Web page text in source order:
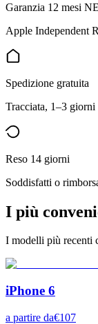
Garanzia 12 mesi
Apple Independent
Spedizione gratuita
Tracciata, 1–3 giorni
Reso 14 giorni
Soddisfatti o
I più
I modelli più recenti
iPhone 6
a partire da€107